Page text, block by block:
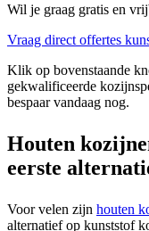
Wil je graag gratis en
Vraag direct offertes
Klik op bovenstaande
gekwalificeerde
bespaar vandaag nog.
Houten
eerste
Voor velen zijn houten
alternatief op kunststof